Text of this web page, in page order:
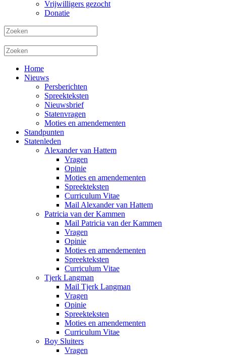
Vrijwilligers gezocht
Donatie
Home
Nieuws
Persberichten
Spreekteksten
Nieuwsbrief
Statenvragen
Moties en amendementen
Standpunten
Statenleden
Alexander van Hattem
Vragen
Opinie
Moties en amendementen
Spreekteksten
Curriculum Vitae
Mail Alexander van Hattem
Patricia van der Kammen
Mail Patricia van der Kammen
Vragen
Opinie
Moties en amendementen
Spreekteksten
Curriculum Vitae
Tjerk Langman
Mail Tjerk Langman
Vragen
Opinie
Spreekteksten
Moties en amendementen
Curriculum Vitae
Boy Sluiters
Vragen